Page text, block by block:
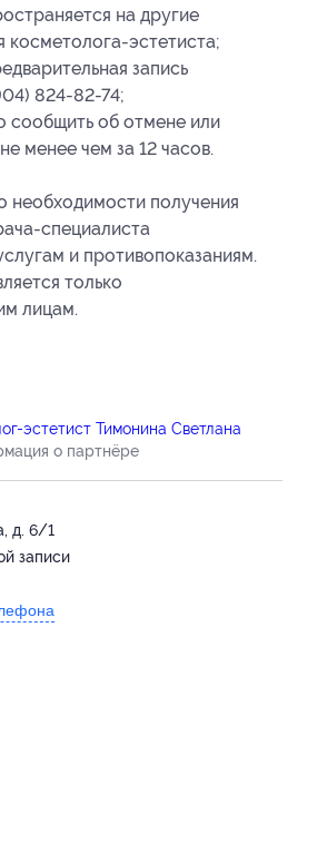
на другие
эстетиста;
запись
824-82-74;
сообщить об отмене или
менее чем за 12 часов.
получения
специалиста
и противопоказаниям.
только
лицам.
эстетист Тимонина Светлана
о партнёре
д. 6/1
записи